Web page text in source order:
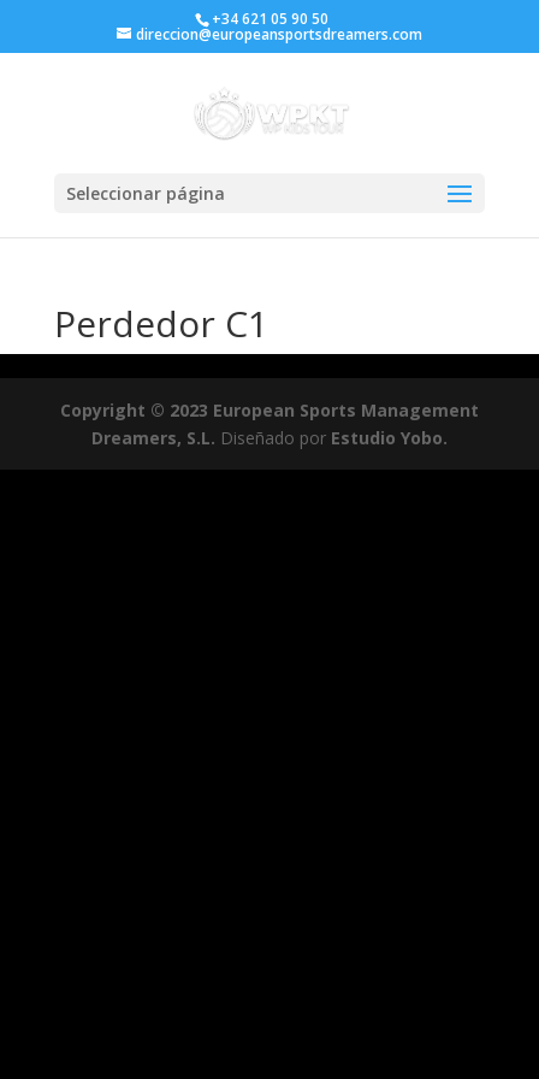
+34 621 05 90 50
direccion@europeansportsdreamers.com
Seleccionar página
Perdedor C1
Copyright © 2023 European Sports Management
Dreamers, S.L. Diseñado por Estudio Yobo.